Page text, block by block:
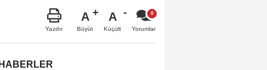
Yazdır
A
Büyüt
A
Küçült Yorumlar